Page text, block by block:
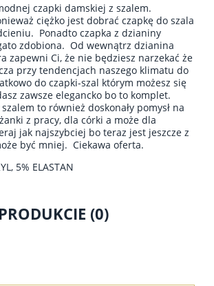
czapki damskiej z szalem.
ciężko jest dobrać czapkę do szala
Ponadto czapka z dzianiny
zdobiona. Od wewnątrz dzianina
zapewni Ci, że nie będziesz narzekać że
przy tendencjach naszego klimatu do
do czapki-szal którym możesz się
zawsze elegancko bo to komplet.
to również doskonały pomysł na
z pracy, dla córki a może dla
jak najszybciej bo teraz jest jeszcze z
być mniej. Ciekawa oferta.
5% ELASTAN
(0)